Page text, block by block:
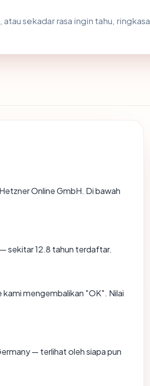
sekadar rasa ingin tahu,
Online GmbH. Di bawah
sekitar 12.8 tahun terdaftar.
mengembalikan "OK". Nilai
— terlihat oleh siapa pun